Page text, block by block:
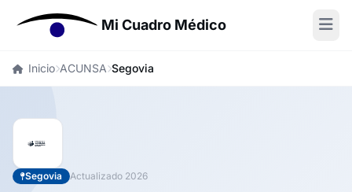
Mi Cuadro Médico
Inicio ACUNSA Segovia
Segovia Actualizado 2026